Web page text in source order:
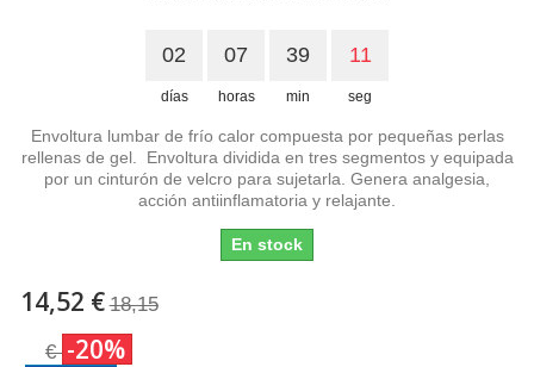
02
días
07
horas
39
min
10
seg
Envoltura lumbar de frío calor compuesta por pequeñas perlas
rellenas de gel. Envoltura dividida en tres segmentos y equipada
por un cinturón de velcro para sujetarla. Genera analgesia,
acción antiinflamatoria y relajante.
En stock
14,52 € 18,15
€ -20%